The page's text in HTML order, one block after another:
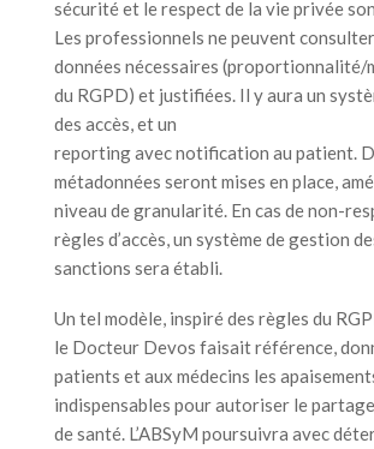
sécurité et le respect de la vie privée
Les professionnels ne peuvent
données nécessaires (proportionnalité/
du RGPD) et justifiées. Il y aura un
des accès, et un
reporting avec notification au patient.
métadonnées seront mises en place,
niveau de granularité. En cas de non-
règles d’accès, un système de gestion
sanctions sera établi.
Un tel modèle, inspiré des règles du
le Docteur Devos faisait référence,
patients et aux médecins les
indispensables pour autoriser le
de santé. L’ABSyM poursuivra avec